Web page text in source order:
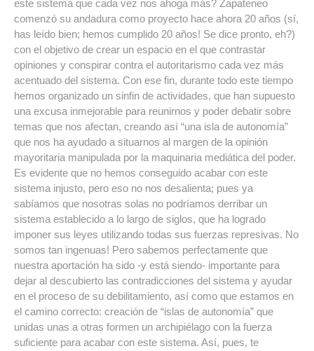
este sistema que cada vez nos ahoga más? Zapateneo
comenzó su andadura como proyecto hace ahora 20 años (sí,
has leído bien; hemos cumplido 20 años! Se dice pronto, eh?)
con el objetivo de crear un espacio en el que contrastar
opiniones y conspirar contra el autoritarismo cada vez más
acentuado del sistema. Con ese fin, durante todo este tiempo
hemos organizado un sinfin de actividades, que han supuesto
una excusa inmejorable para reunirnos y poder debatir sobre
temas que nos afectan, creando así “una isla de autonomía”
que nos ha ayudado a situarnos al margen de la opinión
mayoritaria manipulada por la maquinaria mediática del poder.
Es evidente que no hemos conseguido acabar con este
sistema injusto, pero eso no nos desalienta; pues ya
sabíamos que nosotras solas no podríamos derribar un
sistema establecido a lo largo de siglos, que ha logrado
imponer sus leyes utilizando todas sus fuerzas represivas. No
somos tan ingenuas! Pero sabemos perfectamente que
nuestra aportación ha sido -y está siendo- importante para
dejar al descubierto las contradicciones del sistema y ayudar
en el proceso de su debilitamiento, así como que estamos en
el camino correcto: creación de “islas de autonomía” que
unidas unas a otras formen un archipiélago con la fuerza
suficiente para acabar con este sistema. Así, pues, te